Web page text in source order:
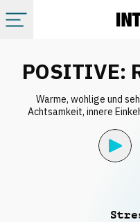
Alle Alben
POSITIVE:
Warme, wohlige und
Achtsamkeit, innere